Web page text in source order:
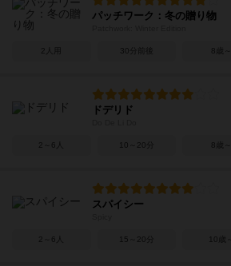
パッチワーク：冬の贈り物
2人用 30分前後 8歳～
ドデリド
2～6人 10～20分 8歳～
スパイシー
2～6人 15～20分 10歳～